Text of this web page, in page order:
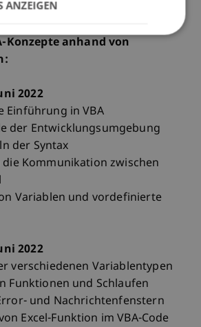
Konzepte anhand von
2022
Einführung in VBA
der Entwicklungsumgebung
der Syntax
Kommunikation zwischen
Variablen und vordefinierte
2022
verschiedenen Variablentypen
Funktionen und Schlaufen
und Nachrichtenfenstern
Excel-Funktion im VBA-Code
ANZEIGEN